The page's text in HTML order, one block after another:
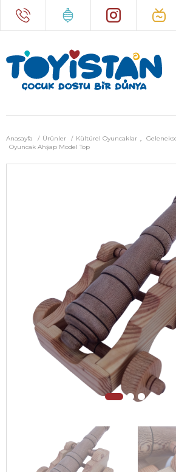
Anasayfa Ürünler Kültürel Oyuncaklar ,
Oyuncak Ahşap Model Top